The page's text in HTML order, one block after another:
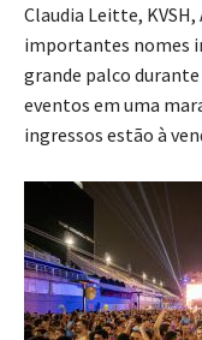
Claudia Leitte,
importantes nomes
grande palco
eventos em uma
ingressos estão à